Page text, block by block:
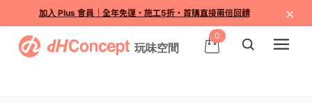
加入 Plus 會員｜全年免運・施工5折・首購直接兩倍回饋 ×
0